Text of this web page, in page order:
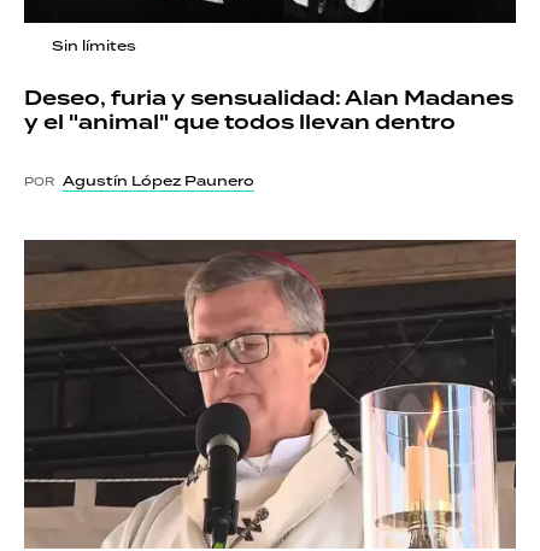
Sin límites
Deseo, furia y sensualidad: Alan Madanes
y el "animal" que todos llevan dentro
POR Agustín López Paunero